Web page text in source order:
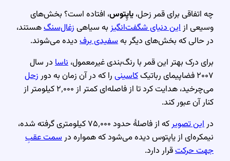
چه اتفاقی برای قمر زحل،یاپِتوس، افتاده است؟ بخش‌های
وسیعی ازاین دنیای شگفت‌انگیزبه سیاهیزغال‌سنگهستند،
در حالی که بخش‌های دیگر بهسفیدی برفدیده می‌شوند.
برای درک بهتر این قمر با رنگ‌بندی غیرمعمول،ناسادر سال
۲۰۰۷ فضاپیمای رباتیک
کاسینیرا که در آن زمان به دورزحل
می‌چرخید، هدایت کرد تا از فاصله‌ای کمتر از ۲٬۰۰۰ کیلومتر از
کنار آن عبور کند.
دراین تصویر
که از فاصلهٔ حدود ۷۵٬۰۰۰ کیلومتری گرفته شده،
نیمکره‌ای از یاپتوس دیده می‌شود که همواره درسمت عقبِ
جهت حرکتقرار دارد.